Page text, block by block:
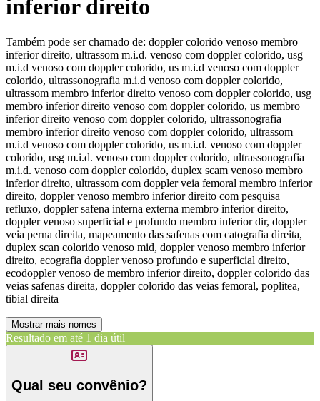
inferior direito
Também pode ser chamado de: doppler colorido venoso membro
inferior direito, ultrassom m.i.d. venoso com doppler colorido, usg
m.i.d venoso com doppler colorido, us m.i.d venoso com doppler
colorido, ultrassonografia m.i.d venoso com doppler colorido,
ultrassom membro inferior direito venoso com doppler colorido, usg
membro inferior direito venoso com doppler colorido, us membro
inferior direito venoso com doppler colorido, ultrassonografia
membro inferior direito venoso com doppler colorido, ultrassom
m.i.d venoso com doppler colorido, us m.i.d. venoso com doppler
colorido, usg m.i.d. venoso com doppler colorido, ultrassonografia
m.i.d. venoso com doppler colorido, duplex scam venoso membro
inferior direito, ultrassom com doppler veia femoral membro inferior
direito, doppler venoso membro inferior direito com pesquisa
refluxo, doppler safena interna externa membro inferior direito,
doppler venoso superficial e profundo membro inferior dir, doppler
veia perna direita, mapeamento das safenas com catografia direita,
duplex scan colorido venoso mid, doppler venoso membro inferior
direito, ecografia doppler venoso profundo e superficial direito,
ecodoppler venoso de membro inferior direito, doppler colorido das
veias safenas direita, doppler colorido das veias femoral, poplitea,
tibial direita
Mostrar mais nomes
Resultado em até 1 dia útil
Qual seu convênio?